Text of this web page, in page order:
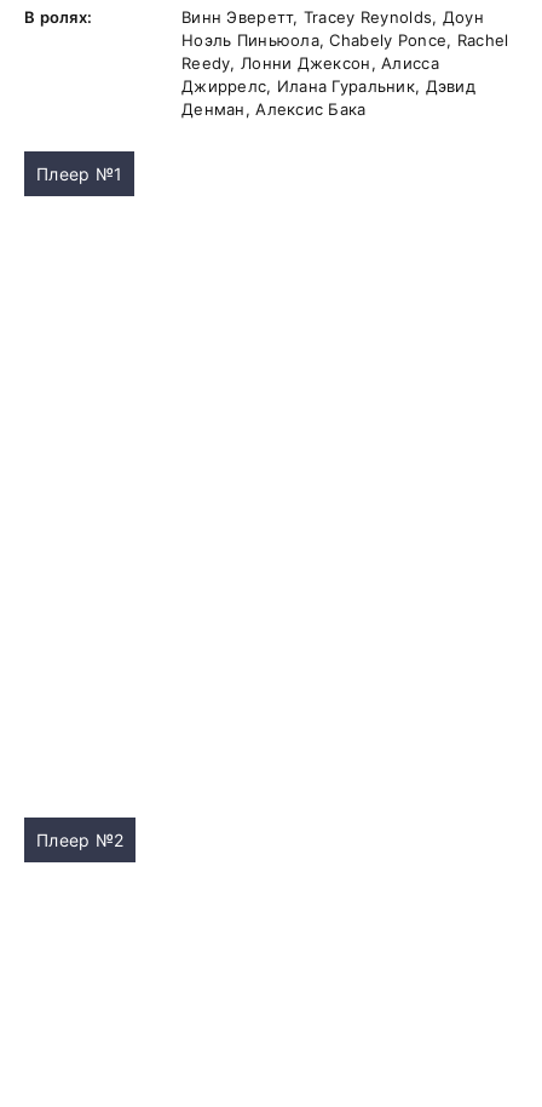
В ролях:
Винн Эверетт, Tracey Reynolds, Доун
Ноэль Пиньюола, Chabely Ponce, Rachel
Reedy, Лонни Джексон, Алисса
Джиррелс, Илана Гуральник, Дэвид
Денман, Алексис Бака
Плеер №1
Плеер №2